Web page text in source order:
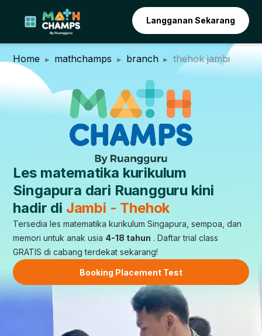
Langganan Sekarang
Home mathchamps branch thehok jambi
Les matematika kurikulum
Singapura dari Ruangguru kini
hadir di Jambi - Thehok
Tersedia les matematika kurikulum Singapura, sempoa, dan
memori untuk anak usia 4-18 tahun . Daftar trial class
GRATIS di cabang terdekat sekarang!
Booking Placement Test